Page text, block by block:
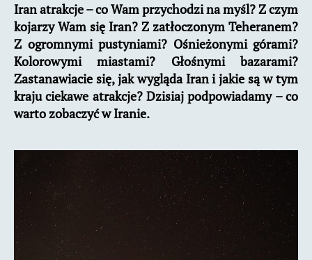
Iran atrakcje – co Wam przychodzi na myśl? Z czym
kojarzy Wam się Iran? Z zatłoczonym Teheranem?
Z ogromnymi pustyniami? Ośnieżonymi górami?
Kolorowymi miastami? Głośnymi bazarami?
Zastanawiacie się, jak wygląda Iran i jakie są w tym
kraju ciekawe atrakcje? Dzisiaj podpowiadamy – co
warto zobaczyć w Iranie.